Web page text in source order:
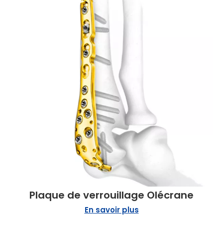
Plaque de verrouillage Olécrane
En savoir plus